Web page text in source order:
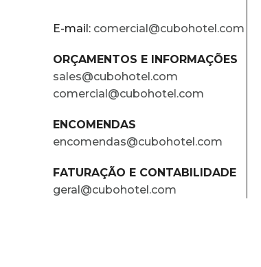
E-mail: comercial@cubohotel.com
ORÇAMENTOS E INFORMAÇÕES
sales@cubohotel.com
comercial@cubohotel.com
ENCOMENDAS
encomendas@cubohotel.com
FATURAÇÃO E CONTABILIDADE
geral@cubohotel.com